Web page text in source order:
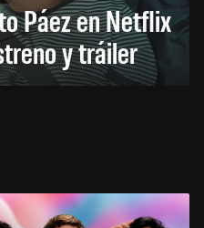
Páez en Netflix
y tráiler